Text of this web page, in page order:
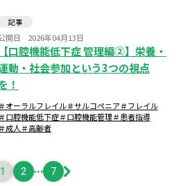
記事
開日 2026年04月13日
【口腔機能低下症 管理編②】栄養・
動・社会参加という3つの視点
！
＃オーラルフレイル＃サルコペニア＃フレイル
＃口腔機能低下症＃口腔機能管理＃患者指導
＃成人＃高齢者
1 2 7